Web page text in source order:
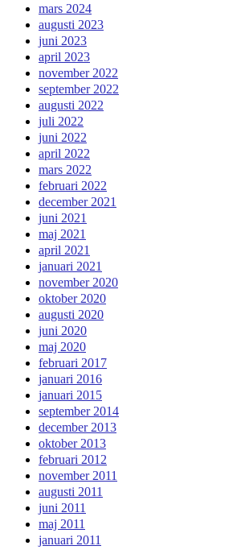
mars 2024
augusti 2023
juni 2023
april 2023
november 2022
september 2022
augusti 2022
juli 2022
juni 2022
april 2022
mars 2022
februari 2022
december 2021
juni 2021
maj 2021
april 2021
januari 2021
november 2020
oktober 2020
augusti 2020
juni 2020
maj 2020
februari 2017
januari 2016
januari 2015
september 2014
december 2013
oktober 2013
februari 2012
november 2011
augusti 2011
juni 2011
maj 2011
januari 2011